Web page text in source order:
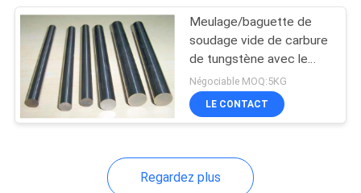
Meulage/baguette de
soudage vide de carbure
de tungstène avec le
submicron
Négociable MOQ:5KG
LE CONTACT
Regardez plus